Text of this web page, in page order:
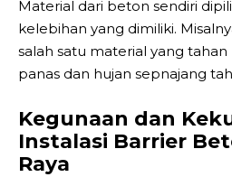
Material dari beton sendiri
kelebihan yang dimiliki.
salah satu material yang
panas dan hujan sepnajang
Kegunaan dan
Instalasi Barrier
Raya